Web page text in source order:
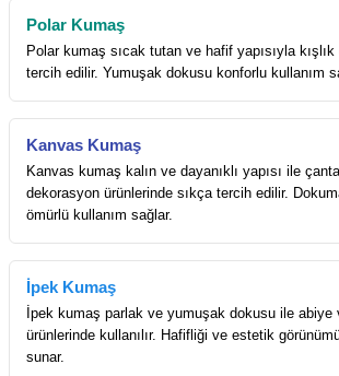
Polar Kumaş
Polar kumaş sıcak tutan ve hafif yapısıyla
tercih edilir. Yumuşak dokusu konforlu kullanım
Kanvas Kumaş
Kanvas kumaş kalın ve dayanıklı yapısı ile
dekorasyon ürünlerinde sıkça tercih edilir.
ömürlü kullanım sağlar.
İpek Kumaş
İpek kumaş parlak ve yumuşak dokusu ile abiye
ürünlerinde kullanılır. Hafifliği ve estetik
sunar.